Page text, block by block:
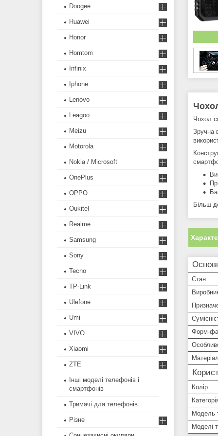
Чохол
Зручна
Більш
Стан
Форм-
Колір
Модель
Моделі
Doogee
Huawei
Honor
Homtom
Infinix
Iphone
Lenovo
Leagoo
Meizu
Motorola
Nokia / Microsoft
OnePlus
OPPO
Oukitel
Realme
Samsung
Sony
Tecno
TP-Link
Ulefone
Umi
VIVO
Xiaomi
ZTE
Інші моделі телефонів і
смартфонів
Тримачі для телефонів
Різне